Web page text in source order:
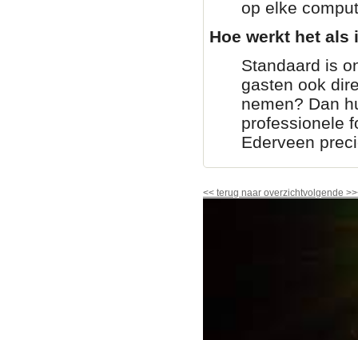
op elke
Hoe werkt het
Standaard is
gasten ook
nemen? Dan
professionele
Ederveen
<< terug naar overzichtvolgende >>